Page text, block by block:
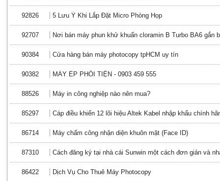
92826 5 Lưu Ý Khi Lắp Đặt Micro Phòng Họp
92707 Nơi bán máy phun khử khuẩn cloramin B Turbo BA6 gắn
90384 Cửa hàng bán máy photocopy tpHCM uy tín
90382 MÁY ÉP PHÔI TIỆN - 0903 459 555
88526 Máy in công nghiệp nào nên mua?
85297 Cáp điều khiển 12 lõi hiệu Altek Kabel nhập khẩu chính
86714 Máy chấm công nhận diện khuôn mặt (Face ID)
87310 Cách đăng ký tại nhà cái Sunwin một cách đơn giản và
86422 Dịch Vụ Cho Thuê Máy Photocopy